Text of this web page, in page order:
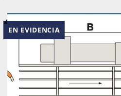
EN EVIDENCIA